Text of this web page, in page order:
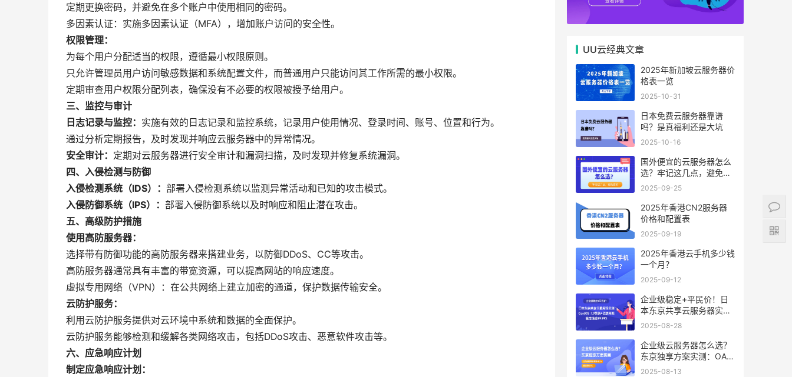
定期更换密码，并避免在多个账户中使用相同的密码。
多因素认证：实施多因素认证（MFA），增加账户访问的安全性。
权限管理：
为每个用户分配适当的权限，遵循最小权限原则。
只允许管理员用户访问敏感数据和系统配置文件，而普通用户只能访问其工作所需的最小权限。
定期审查用户权限分配列表，确保没有不必要的权限被授予给用户。
三、监控与审计
日志记录与监控： 实施有效的日志记录和监控系统，记录用户使用情况、登录时间、账号、位置和行为。
通过分析定期报告，及时发现并响应云服务器中的异常情况。
安全审计： 定期对云服务器进行安全审计和漏洞扫描，及时发现并修复系统漏洞。
四、入侵检测与防御
入侵检测系统（IDS）： 部署入侵检测系统以监测异常活动和已知的攻击模式。
入侵防御系统（IPS）： 部署入侵防御系统以及时响应和阻止潜在攻击。
五、高级防护措施
使用高防服务器：
选择带有防御功能的高防服务器来搭建业务，以防御DDoS、CC等攻击。
高防服务器通常具有丰富的带宽资源，可以提高网站的响应速度。
虚拟专用网络（VPN）：在公共网络上建立加密的通道，保护数据传输安全。
云防护服务：
利用云防护服务提供对云环境中系统和数据的全面保护。
云防护服务能够检测和缓解各类网络攻击，包括DDoS攻击、恶意软件攻击等。
六、应急响应计划
制定应急响应计划：
UU云经典文章
2025年新加坡云服务器价
格表一览
2025-10-31
日本免费云服务器靠谱
吗？是真福利还是大坑
2025-10-16
国外便宜的云服务器怎么
选？牢记这几点，避免踩
坑
2025-09-25
2025年香港CN2服务器
价格和配置表
2025-09-19
2025年香港云手机多少钱
一个月？
2025-09-12
企业级稳定+平民价！日
本东京共享云服务器实
测：CentOS 7.9系统+资
99.99%
2025-08-28
企业级云服务器怎么选？
东京独享方案实测：OA系
统响应提速40%，成本降
2025-08-13